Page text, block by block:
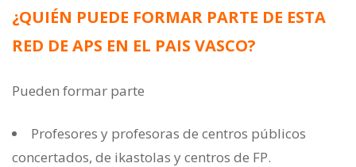
¿QUIÉN PUEDE FORMAR PARTE DE ESTA
RED DE APS EN EL PAIS VASCO?
Pueden formar parte
Profesores y profesoras de centros públicos
concertados, de ikastolas y centros de FP.